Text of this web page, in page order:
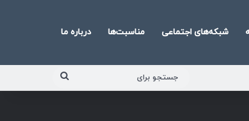
شبکه‌های اجتماعی مناسبت‌ها درباره ما